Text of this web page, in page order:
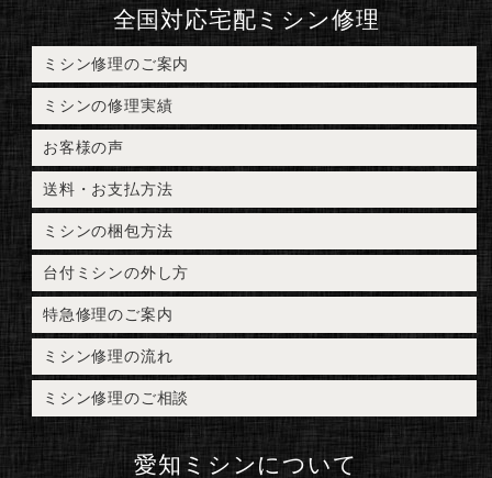
全国対応宅配ミシン修理
ミシン修理のご案内
ミシンの修理実績
お客様の声
送料・お支払方法
ミシンの梱包方法
台付ミシンの外し方
特急修理のご案内
ミシン修理の流れ
ミシン修理のご相談
愛知ミシンについて